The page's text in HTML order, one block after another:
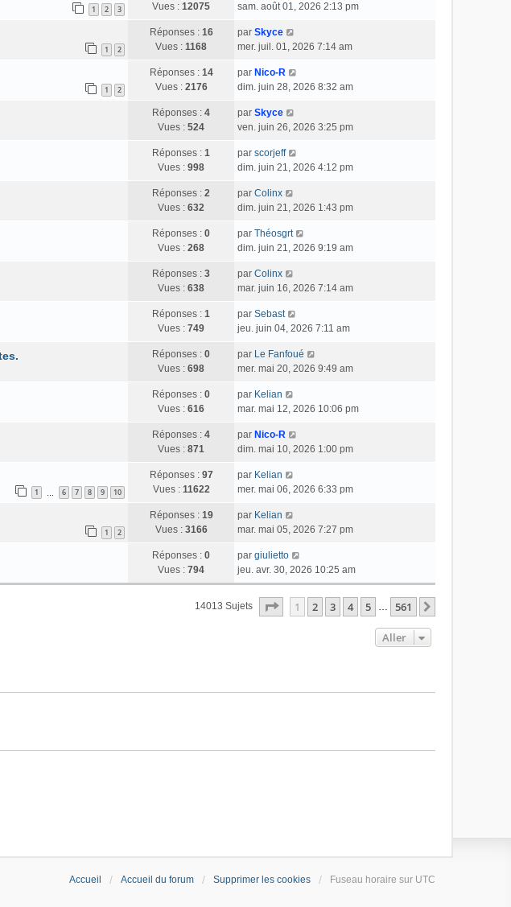
1 2 3
Vues : 12075
sam. août 01, 2026 2:13 pm
1 2
Réponses : 16
Vues : 1168
par Skyce
mer. juil. 01, 2026 7:14 am
1 2
Réponses : 14
Vues : 2176
par Nico-R
dim. juin 28, 2026 8:32 am
Réponses : 4
Vues : 524
par Skyce
ven. juin 26, 2026 3:25 pm
Réponses : 1
Vues : 998
par scorjeff
dim. juin 21, 2026 4:12 pm
Réponses : 2
Vues : 632
par Colinx
dim. juin 21, 2026 1:43 pm
Réponses : 0
Vues : 268
par Théosgrt
dim. juin 21, 2026 9:19 am
Réponses : 3
Vues : 638
par Colinx
mar. juin 16, 2026 7:14 am
Réponses : 1
Vues : 749
par Sebast
jeu. juin 04, 2026 7:11 am
Réponses : 0
Vues : 698
par Le Fanfoué
mer. mai 20, 2026 9:49 am
Réponses : 0
Vues : 616
par Kelian
mar. mai 12, 2026 10:06 pm
Réponses : 4
Vues : 871
par Nico-R
dim. mai 10, 2026 1:00 pm
1 … 6 7 8 9 10
Réponses : 97
Vues : 11622
par Kelian
mer. mai 06, 2026 6:33 pm
1 2
Réponses : 19
Vues : 3166
par Kelian
mar. mai 05, 2026 7:27 pm
Réponses : 0
Vues : 794
par giulietto
jeu. avr. 30, 2026 10:25 am
14013 Sujets Page Sur561
1 2 3 4 5 … 561
Aller
Accueil Accueil du forum Supprimer les cookies Fuseau horaire sur UTC